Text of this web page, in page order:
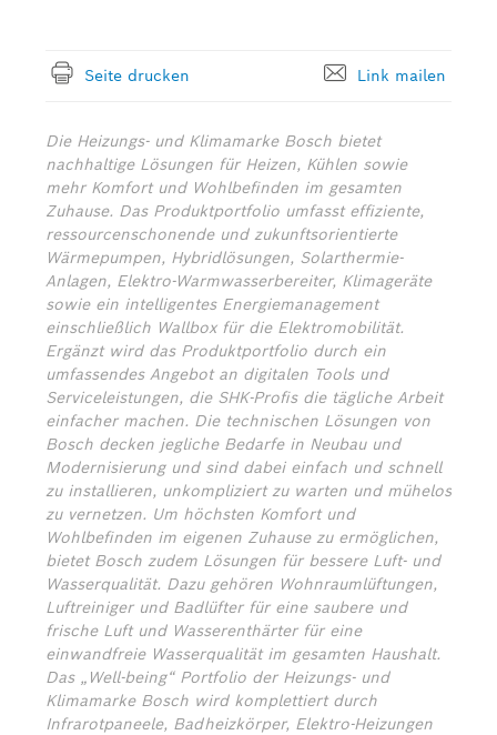
Seite drucken Link mailen
Die Heizungs- und Klimamarke Bosch bietet
nachhaltige Lösungen für Heizen, Kühlen sowie
mehr Komfort und Wohlbefinden im gesamten
Zuhause. Das Produktportfolio umfasst effiziente,
ressourcenschonende und zukunftsorientierte
Wärmepumpen, Hybridlösungen, Solarthermie-
Anlagen, Elektro-Warmwasserbereiter, Klimageräte
sowie ein intelligentes Energiemanagement
einschließlich Wallbox für die Elektromobilität.
Ergänzt wird das Produktportfolio durch ein
umfassendes Angebot an digitalen Tools und
Serviceleistungen, die SHK-Profis die tägliche Arbeit
einfacher machen. Die technischen Lösungen von
Bosch decken jegliche Bedarfe in Neubau und
Modernisierung und sind dabei einfach und schnell
zu installieren, unkompliziert zu warten und mühelos
zu vernetzen. Um höchsten Komfort und
Wohlbefinden im eigenen Zuhause zu ermöglichen,
bietet Bosch zudem Lösungen für bessere Luft- und
Wasserqualität. Dazu gehören Wohnraumlüftungen,
Luftreiniger und Badlüfter für eine saubere und
frische Luft und Wasserenthärter für eine
einwandfreie Wasserqualität im gesamten Haushalt.
Das „Well-being“ Portfolio der Heizungs- und
Klimamarke Bosch wird komplettiert durch
Infrarotpaneele, Badheizkörper, Elektro-Heizungen